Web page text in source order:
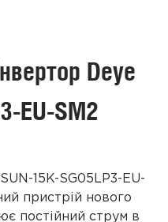
Deye
EU-SM2
15K-SG05LP3-EU-
пристрій нового
постійний струм в